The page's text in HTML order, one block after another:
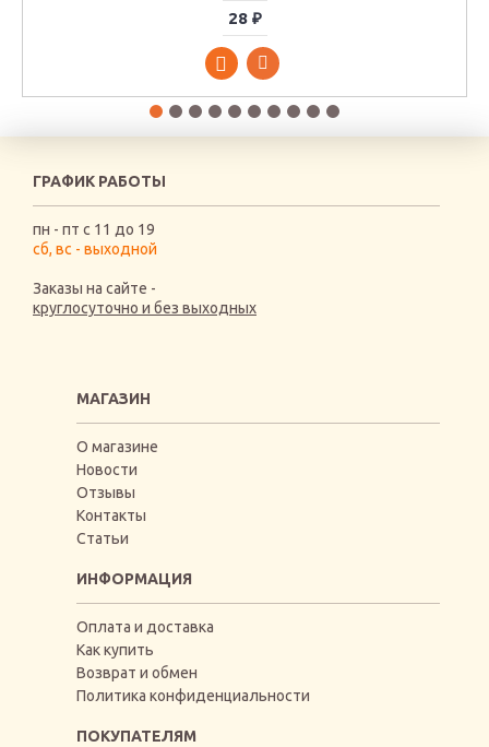
28 ₽
ГРАФИК РАБОТЫ
пн - пт с 11 до 19
сб, вс - выходной
Заказы на сайте -
круглосуточно и без выходных
МАГАЗИН
О магазине
Новости
Отзывы
Контакты
Статьи
ИНФОРМАЦИЯ
Оплата и доставка
Как купить
Возврат и обмен
Политика конфиденциальности
ПОКУПАТЕЛЯМ